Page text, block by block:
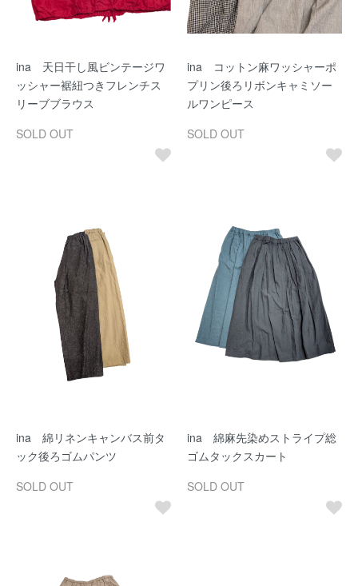
ina 天日干し風ビンテージワ
ッシャー裾紐つきフレンチス
リーブブラウス
SOLD OUT
ina コットン麻ワッシャーポ
プリン後ろリボンキャミソー
ルワンピース
SOLD OUT
ina 綿リネンキャンバス前タ
ック後ろゴムパンツ
SOLD OUT
ina 綿麻先染めストライプ総
ゴムタックスカート
SOLD OUT